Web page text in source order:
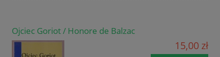
Ojciec Goriot / Honore de Balzac
15,00 zł